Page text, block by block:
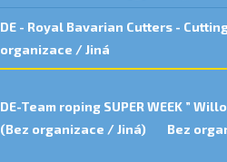
DE - Royal Bavarian Cutters -
organizace / Jiná
DE-Team roping SUPER WEEK ”
(Bez organizace / Jiná)
Bez